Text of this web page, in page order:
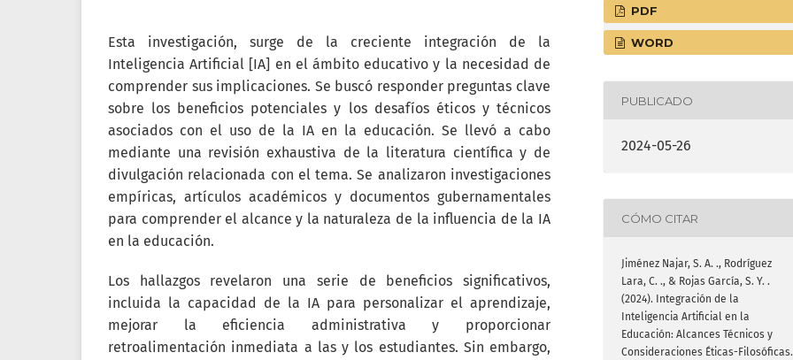
Esta investigación, surge de la creciente integración de la
Inteligencia Artificial [IA] en el ámbito educativo y la necesidad de
comprender sus implicaciones. Se buscó responder preguntas clave
sobre los beneficios potenciales y los desafíos éticos y técnicos
asociados con el uso de la IA en la educación. Se llevó a cabo
mediante una revisión exhaustiva de la literatura científica y de
divulgación relacionada con el tema. Se analizaron investigaciones
empíricas, artículos académicos y documentos gubernamentales
para comprender el alcance y la naturaleza de la influencia de la IA
en la educación.
Los hallazgos revelaron una serie de beneficios significativos,
incluida la capacidad de la IA para personalizar el aprendizaje,
mejorar la eficiencia administrativa y proporcionar
retroalimentación inmediata a las y los estudiantes. Sin embargo,
PDF
WORD
PUBLICADO
2024-05-26
CÓMO CITAR
Jiménez Najar, S. A. ., Rodríguez
Lara, C. ., & Rojas García, S. Y. .
(2024). Integración de la
Inteligencia Artificial en la
Educación: Alcances Técnicos y
Consideraciones Éticas-Filosóficas.